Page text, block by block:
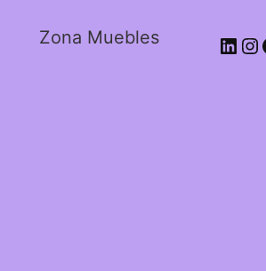
Zona Muebles